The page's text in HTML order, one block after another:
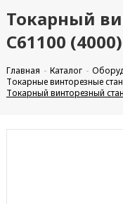
Токарный
С61100 (4000)
Главная Каталог
Токарные винторезные
Токарный винторезный